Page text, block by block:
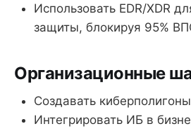
Использовать EDR/XDR
защиты, блокируя 95%
Организационные
Создавать
Интегрировать ИБ в